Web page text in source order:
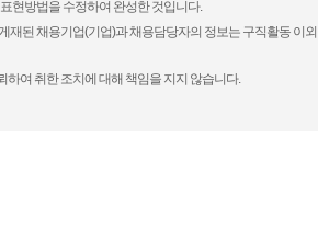
현방법을 수정하여 완성한 것입니다.
재된 채용기업(기업)과 채용담당자의 정보는 구직활동 이외
여 취한 조치에 대해 책임을 지지 않습니다.